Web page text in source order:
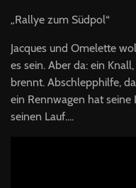
„Rallye zum Südpol“
Jacques und Omelette
es sein. Aber da: ein
brennt. Abschlepphilfe,
ein Rennwagen hat seine
seinen Lauf....